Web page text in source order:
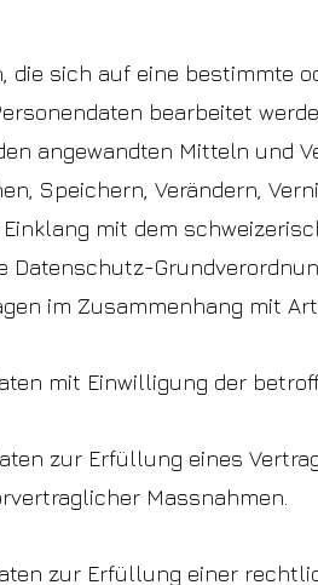
die sich auf eine bestimmte
bearbeitet
angewandten Mitteln und
Speichern, Verändern,
mit dem
Datenschutz-
im Zusammenhang mit Art.
mit Einwilligung der
zur Erfüllung eines
Massnahmen.
zur Erfüllung einer